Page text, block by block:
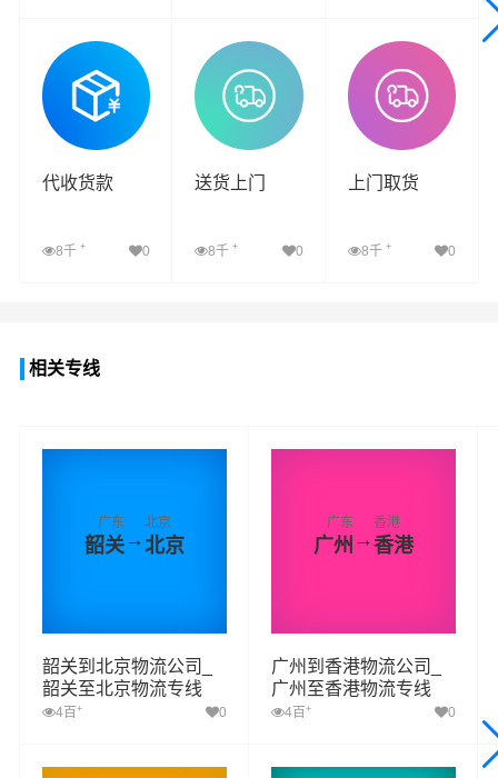
查看详细 查看详细 查看详细
代收货款
8千 + 0
送货上门
8千+ 0
上门取货
8千 + 0
相关专线
广东
韶关→
北京
北京
韶关到北京物流公司_
韶关至北京物流专线
4百 + 0
广东
广州 →
香港
香港
广州到香港物流公司_
广州至香港物流专线
4百 + 0